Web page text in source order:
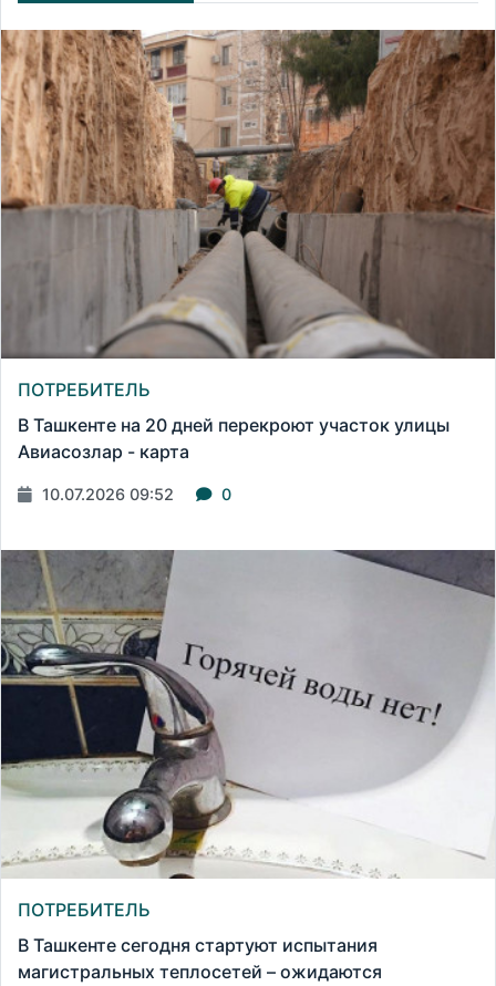
ПОТРЕБИТЕЛЬ
В Ташкенте на 20 дней перекроют участок улицы
Авиасозлар - карта
10.07.2026 09:52 0
ПОТРЕБИТЕЛЬ
В Ташкенте сегодня стартуют испытания
магистральных теплосетей – ожидаются